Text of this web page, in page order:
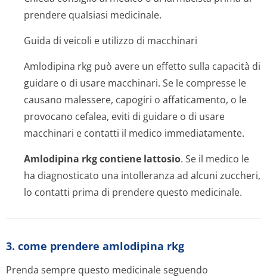
prendere qualsiasi medicinale.
Guida di veicoli e utilizzo di macchinari
Amlodipina rkg può avere un effetto sulla capacità di
guidare o di usare macchinari. Se le compresse le
causano malessere, capogiri o affaticamento, o le
provocano cefalea, eviti di guidare o di usare
macchinari e contatti il medico immediatamente.
Amlodipina rkg contiene lattosio. Se il medico le
ha diagnosticato una intolleranza ad alcuni zuccheri,
lo contatti prima di prendere questo medicinale.
3. come prendere amlodipina rkg
Prenda sempre questo medicinale seguendo